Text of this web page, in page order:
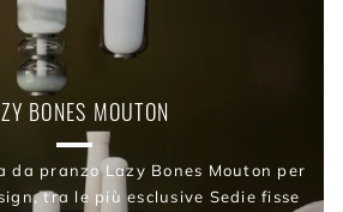
BONES MOUTON
da pranzo Lazy Bones Mouton per
tra le più esclusive Sedie fisse